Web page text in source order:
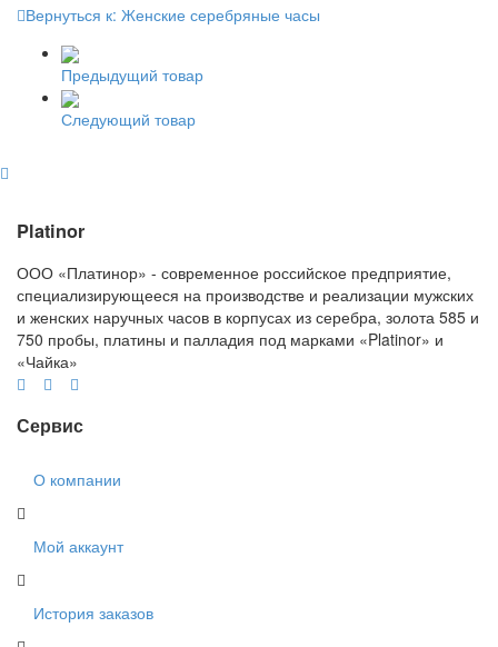
Вернуться к: Женские серебряные часы
Предыдущий товар
Следующий товар
Platinor
ООО «Платинор» - современное российское предприятие,
специализирующееся на производстве и реализации мужских
и женских наручных часов в корпусах из серебра, золота 585 и
750 пробы, платины и палладия под марками «Platinor» и
«Чайка»
Сервис
О компании
Мой аккаунт
История заказов